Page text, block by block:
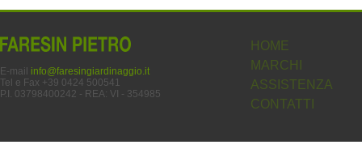
E-mail info@faresingiardinaggio.it
Tel e Fax +39 0424 500541
P.I. 03798400242 - REA: VI - 354985
HOME
MARCHI
ASSISTENZA
CONTATTI